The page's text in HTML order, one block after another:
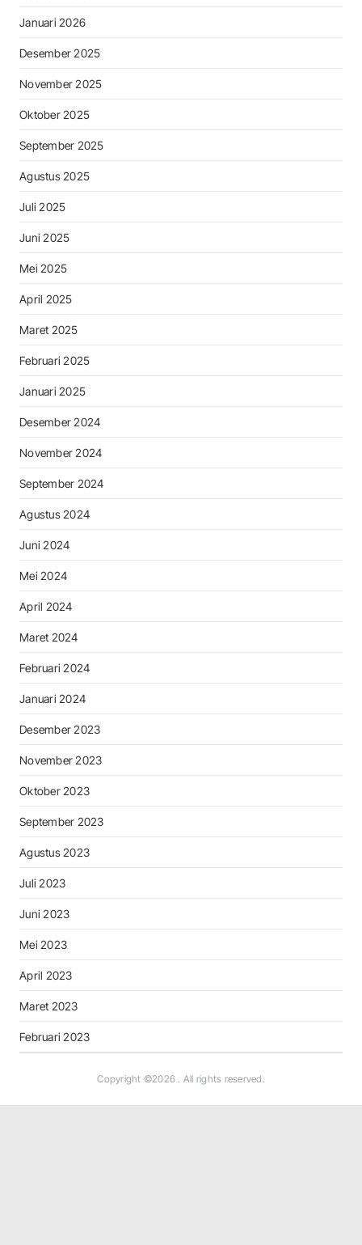
Januari 2026
Desember 2025
November 2025
Oktober 2025
September 2025
Agustus 2025
Juli 2025
Juni 2025
Mei 2025
April 2025
Maret 2025
Februari 2025
Januari 2025
Desember 2024
November 2024
September 2024
Agustus 2024
Juni 2024
Mei 2024
April 2024
Maret 2024
Februari 2024
Januari 2024
Desember 2023
November 2023
Oktober 2023
September 2023
Agustus 2023
Juli 2023
Juni 2023
Mei 2023
April 2023
Maret 2023
Februari 2023
Copyright ©2026 . All rights reserved.